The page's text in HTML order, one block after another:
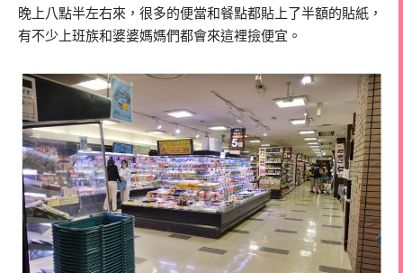
晚上八點半左右來，很多的便當和餐點都貼上了半額的貼紙，
有不少上班族和婆婆媽媽們都會來這裡撿便宜。